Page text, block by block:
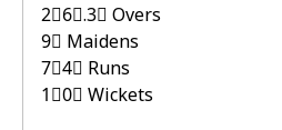
2⃣6⃣.3⃣ Overs
9⃣ Maidens
7⃣4⃣ Runs
1⃣0⃣ Wickets